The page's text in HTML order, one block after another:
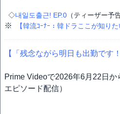
◇내일도출근! EP.0 （ティーザー予告
※ 【韓流ｺｰﾅｰ：韓ドラここが知りた
【「残念ながら明日も出勤です
Prime Videoで2026年6月22日
エピソード配信）